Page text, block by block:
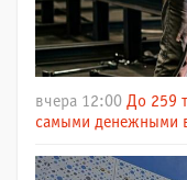
вчера 12:00 До 259
самыми денежными